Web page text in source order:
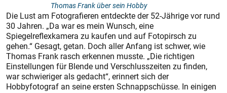
Thomas Frank über sein Hobby
Die Lust am Fotografieren entdeckte der 52-Jährige vor rund
30 Jahren. „Da war es mein Wunsch, eine
Spiegelreflexkamera zu kaufen und auf Fotopirsch zu
gehen.“ Gesagt, getan. Doch aller Anfang ist schwer, wie
Thomas Frank rasch erkennen musste. „Die richtigen
Einstellungen für Blende und Verschlusszeiten zu finden,
war schwieriger als gedacht“, erinnert sich der
Hobbyfotograf an seine ersten Schnappschüsse. In einigen